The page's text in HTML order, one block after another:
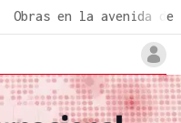
Obras en la avenida de